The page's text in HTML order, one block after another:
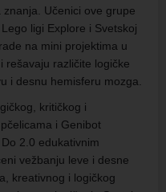
Učenici ove grupe
ligi Explore i Svetskoj
na mini projektima u
rešavaju različite logičke
i desnu hemisferu mozga.
kritičkog i
i Genibot
2.0 edukativnim
vežbanju leve i desne
kreativnog i logičkog